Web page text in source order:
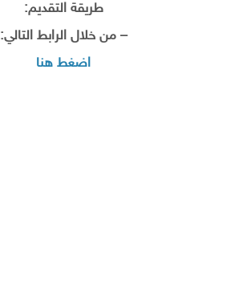
طريقة التقديم:
– من خلال الرابط التالي:
اضغط هنا